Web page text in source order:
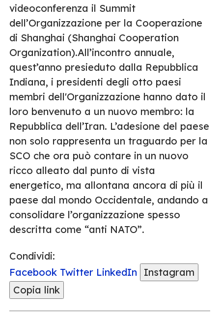
videoconferenza il Summit
dell’Organizzazione per la Cooperazione
di Shanghai (Shanghai Cooperation
Organization).All’incontro annuale,
quest’anno presieduto dalla Repubblica
Indiana, i presidenti degli otto paesi
membri dell'Organizzazione hanno dato il
loro benvenuto a un nuovo membro: la
Repubblica dell’Iran. L’adesione del paese
non solo rappresenta un traguardo per la
SCO che ora può contare in un nuovo
ricco alleato dal punto di vista
energetico, ma allontana ancora di più il
paese dal mondo Occidentale, andando a
consolidare l’organizzazione spesso
descritta come “anti NATO”.
Condividi:
Facebook Twitter LinkedIn
Instagram
Copia link